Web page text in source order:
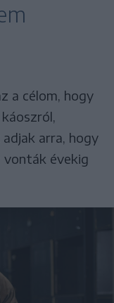
a célom, hogy
arra, hogy
évekig